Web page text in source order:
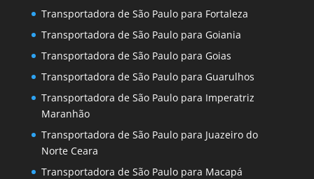
Transportadora de São Paulo para Fortaleza
Transportadora de São Paulo para Goiania
Transportadora de São Paulo para Goias
Transportadora de São Paulo para Guarulhos
Transportadora de São Paulo para Imperatriz
Maranhão
Transportadora de São Paulo para Juazeiro do
Norte Ceara
Transportadora de São Paulo para Macapá